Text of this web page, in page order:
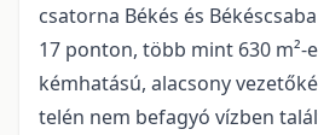
csatorna Békés és
17 ponton, több mint 630 m²-
kémhatású, alacsony
telén nem befagyó vízben